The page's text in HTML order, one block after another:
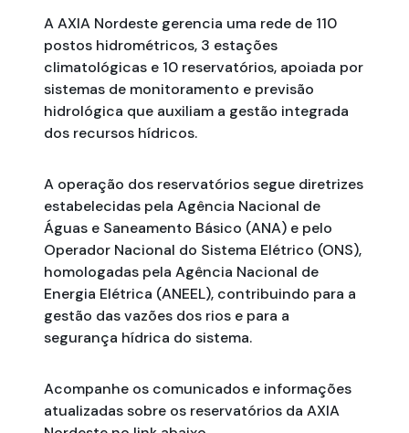
A AXIA Nordeste gerencia uma rede de 110
postos hidrométricos, 3 estações
climatológicas e 10 reservatórios, apoiada por
sistemas de monitoramento e previsão
hidrológica que auxiliam a gestão integrada
dos recursos hídricos.
A operação dos reservatórios segue diretrizes
estabelecidas pela Agência Nacional de
Águas e Saneamento Básico (ANA) e pelo
Operador Nacional do Sistema Elétrico (ONS),
homologadas pela Agência Nacional de
Energia Elétrica (ANEEL), contribuindo para a
gestão das vazões dos rios e para a
segurança hídrica do sistema.
Acompanhe os comunicados e informações
atualizadas sobre os reservatórios da AXIA